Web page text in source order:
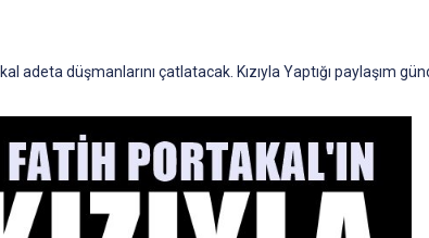
adeta düşmanlarını çatlatacak. Kızıyla Yaptığı paylaşım